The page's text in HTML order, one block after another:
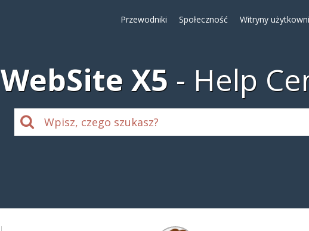
Przewodniki Społeczność Witryny
WebSite X5 Help